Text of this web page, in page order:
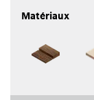
Matériaux